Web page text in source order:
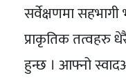
सर्वेक्षणमा
प्राकृतिक तत्वहरु
हुन्छ । आफ्नो